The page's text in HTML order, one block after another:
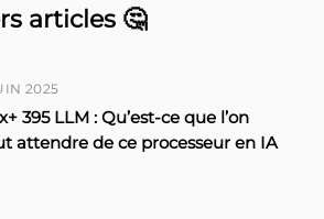
articles 🤔
2025
395 LLM : Qu’est-ce que l’on
attendre de ce processeur en IA